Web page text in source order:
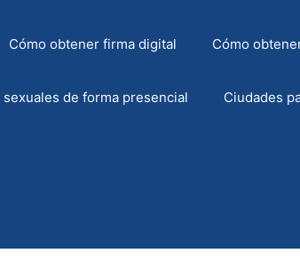
Cómo obtener firma digital Cómo
de forma presencial Ciudades